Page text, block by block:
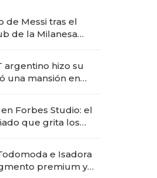
de Messi tras el
de la Milanesa
argentino hizo su
una mansión en
Forbes Studio: el
que grita los
e Isadora
premium y